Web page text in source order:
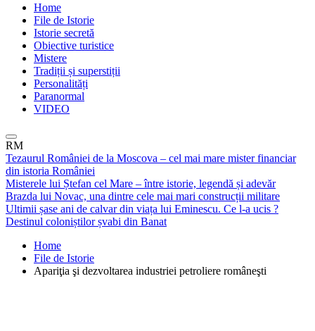
Home
File de Istorie
Istorie secretă
Obiective turistice
Mistere
Tradiții și superstiții
Personalități
Paranormal
VIDEO
RM
Tezaurul României de la Moscova – cel mai mare mister financiar
din istoria României
Misterele lui Ștefan cel Mare – între istorie, legendă și adevăr
Brazda lui Novac, una dintre cele mai mari construcții militare
Ultimii șase ani de calvar din viața lui Eminescu. Ce l-a ucis ?
Destinul coloniștilor șvabi din Banat
Home
File de Istorie
Apariţia şi dezvoltarea industriei petroliere româneşti